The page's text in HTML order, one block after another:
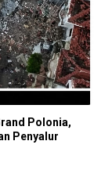
Polonia,
Penyalur